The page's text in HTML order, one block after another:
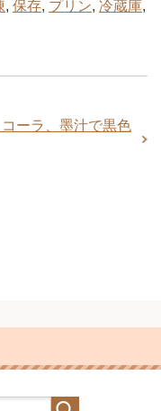
, 保存, プリン, 冷蔵庫,
ーラ、墨汁で黒色